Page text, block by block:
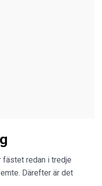
fästet redan i tredje
Därefter är det